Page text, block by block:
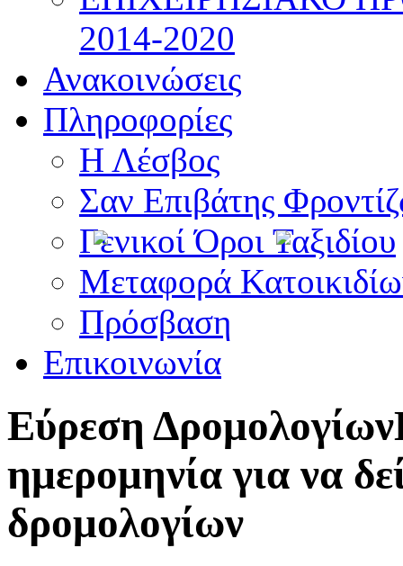
2014-2020
Ανακοινώσεις
Πληροφορίες
Η Λέσβος
Σαν Επιβάτης
Γενικοί Όροι Ταξιδίου
Μεταφορά
Πρόσβαση
Επικοινωνία
Εύρεση Δρομολογίων
ημερομηνία για να
δρομολογίων